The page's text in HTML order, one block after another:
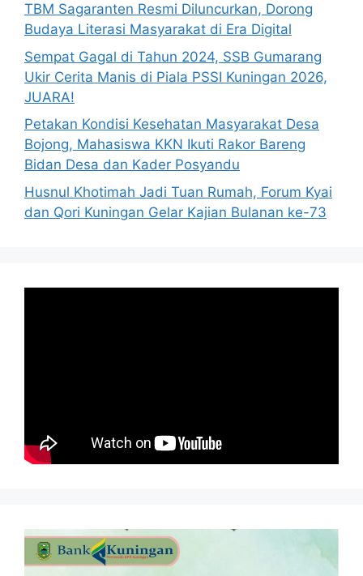
TBM Sagaranten Resmi Diluncurkan, Dorong
Budaya Literasi Masyarakat di Era Digital
Sempat Gagal di Tahun 2024, SSB Gumarang
Ukir Cerita Manis di Piala PSSI Kuningan 2026,
JUARA!
Petakan Kondisi Kesehatan Masyarakat Desa
Bojong, Mahasiswa KKN Ikuti Rakor Bareng
Bidan Desa dan Kader Posyandu
Husnul Khotimah Jadi Tuan Rumah, Forum Kyai
dan Qori Kuningan Gelar Kajian Bulanan ke-73